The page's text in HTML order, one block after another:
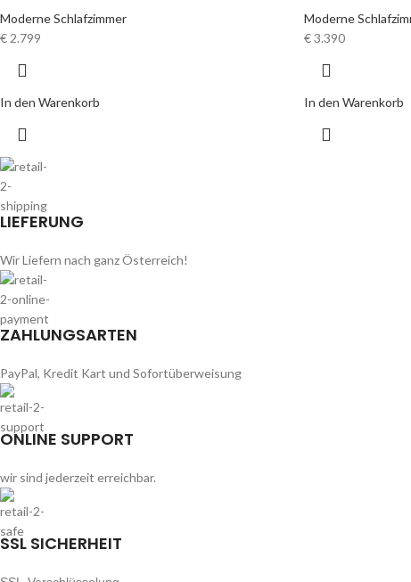
Moderne Schlafzimmer
€ 2.799
In den Warenkorb
Moderne
€3.390
In den Warenkorb
LIEFERUNG
Wir Liefern nach ganz Österreich!
ZAHLUNGSARTEN
PayPal, Kredit Kart und Sofortüberweisung
ONLINE SUPPORT
wir sind jederzeit erreichbar.
SSL SICHERHEIT